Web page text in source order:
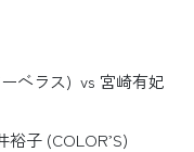
ベラス) vs 宮崎有妃
裕子 (COLOR’S)